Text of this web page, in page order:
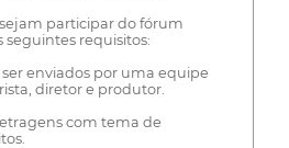
participar do fórum
requisitos:
enviados por uma equipe
diretor e produtor.
com tema de